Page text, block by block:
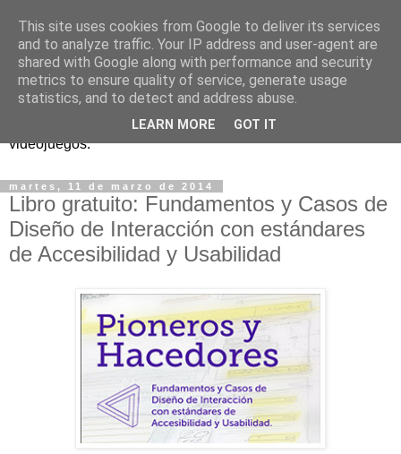
Análisis, noticias y eventos sobre accesibilidad en
videojuegos.
martes, 11 de marzo de 2014
Libro gratuito: Fundamentos y Casos de
Diseño de Interacción con estándares
de Accesibilidad y Usabilidad
This site uses cookies from Google to deliver its services
and to analyze traffic. Your IP address and user-agent are
shared with Google along with performance and security
metrics to ensure quality of service, generate usage
statistics, and to detect and address abuse.
LEARN MORE GOT IT